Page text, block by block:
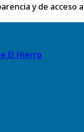
y de acceso
El Hierro